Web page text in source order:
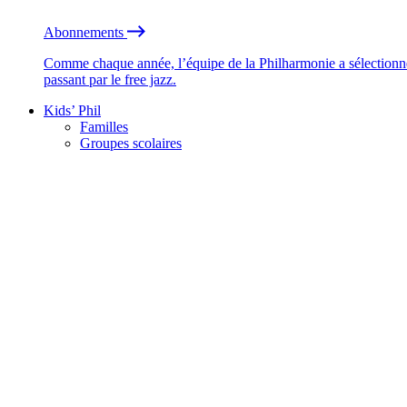
Abonnements
Comme chaque année, l’équipe de la Philharmonie a
passant par le free jazz.
Kids’ Phil
Familles
Groupes scolaires